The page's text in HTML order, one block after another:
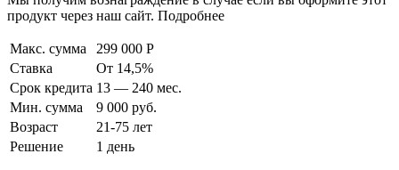
продукт через наш сайт. Подробнее
Макс. сумма
299 000 Р
Ставка
От 14,5%
Срок кредита 13 — 240 мес.
Мин. сумма
9 000 руб.
Возраст
21-75 лет
Решение
1 день